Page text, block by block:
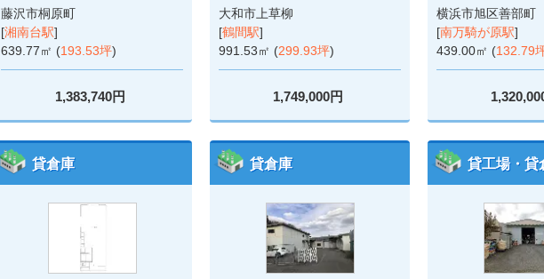
藤沢市桐原町
[湘南台駅]
639.77㎡ (193.53坪)
1,383,740円
大和市上草柳
[鶴間駅]
991.53㎡ (299.93坪)
1,749,000円
横浜市旭区善部町
[南万騎が原駅]
439.00㎡ (132.79
貸倉庫 貸倉庫 貸工場・貸